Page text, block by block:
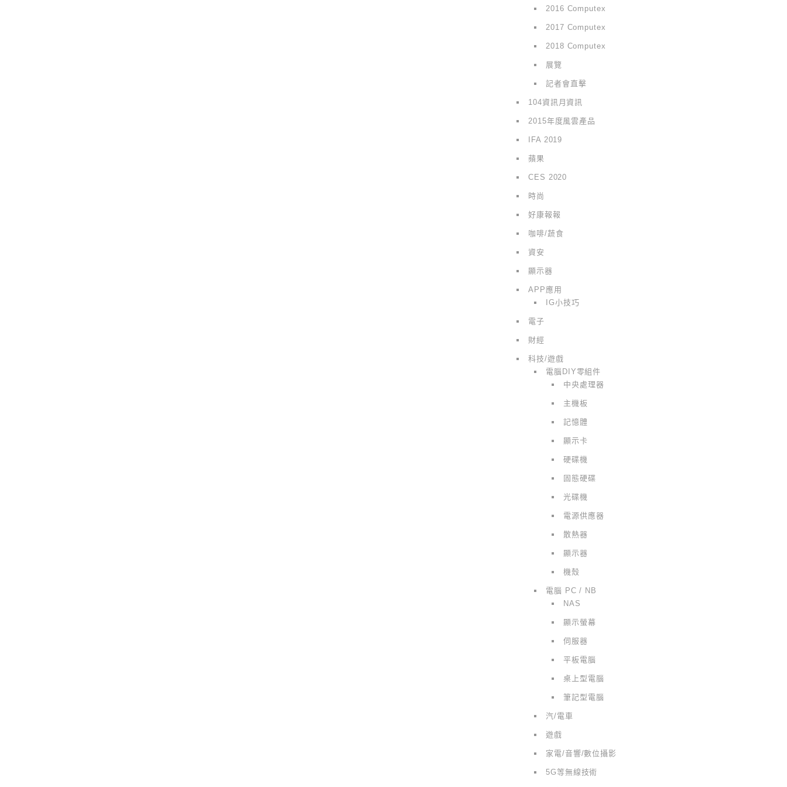
2016 Computex
2017 Computex
2018 Computex
展覽
記者會直擊
104資訊月資訊
2015年度風雲產品
IFA 2019
蘋果
CES 2020
時尚
好康報報
咖啡/蔬食
資安
顯示器
APP應用
IG小技巧
電子
財經
科技/遊戲
電腦DIY零組件
中央處理器
主機板
記憶體
顯示卡
硬碟機
固態硬碟
光碟機
電源供應器
散熱器
顯示器
機殼
電腦 PC / NB
NAS
顯示螢幕
伺服器
平板電腦
桌上型電腦
筆記型電腦
汽/電車
遊戲
家電/音響/數位攝影
5G等無線技術